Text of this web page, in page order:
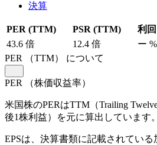
決算
PER (TTM) PSR (TTM)
利回
43.6 倍 12.4 倍 ー %
PER
（TTM） について
PER （株価収益率）
米国株のPERはTTM（Trailing
後1株利益）を元に算出しています。
EPSは、決算書類に記載されてい